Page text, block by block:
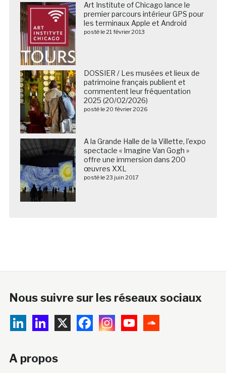
Art Institute of Chicago lance le
premier parcours intérieur GPS pour
les terminaux Apple et Android
posté le 21 février 2013
DOSSIER / Les musées et lieux de
patrimoine français publient et
commentent leur fréquentation
2025 (20/02/2026)
posté le 20 février 2026
A la Grande Halle de la Villette, l’expo
spectacle « Imagine Van Gogh »
offre une immersion dans 200
œuvres XXL
posté le 23 juin 2017
Nous suivre sur les réseaux sociaux
A propos